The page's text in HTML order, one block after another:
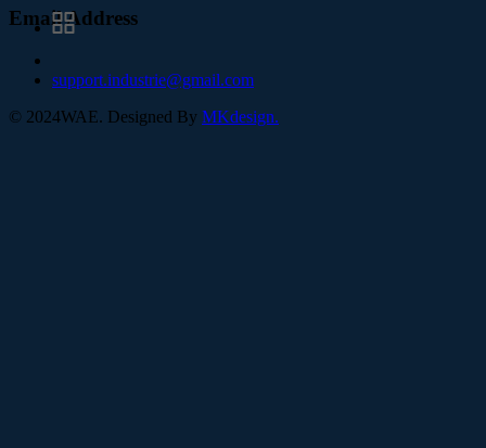
Email Address
support.industrie@gmail.com
© 2024WAE. Designed By MKdesign.